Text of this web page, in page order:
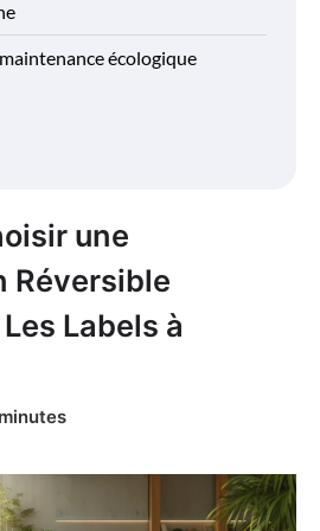
une
Réversible
Labels à
écologique